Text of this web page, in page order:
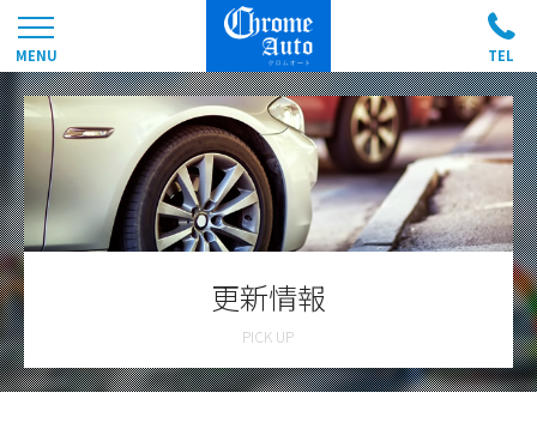
更新情報